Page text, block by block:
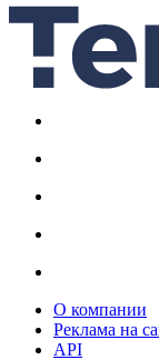
О компании
Реклама на
API